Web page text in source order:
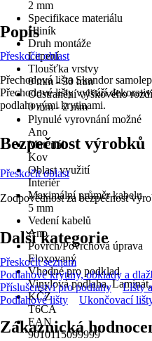
2 mm
Specifikace materiálu
Hliník
Druh montáže
Lepení
Tloušťka vrstvy
0 mm - 30 mm
Odstranění výškového
0 mm - 2 mm
Plynulé vyrovnání možné
Ano
Materiál
Kov
Oblast využití
Interiér
Maximální průměr kabelu
5 mm
Vedení kabelů
Ano
Povrch/Povrchová úprava
Eloxovaný
Vhodné pro podklad
Vinylová podlaha,
KČZ
T6CA
EAN
9010115099999
Popis
Přeskočit oblast
Přechodová lišta Skandor
Přechodové lišty vytváří
podlahovými krytinami.
Bezpečnost výrobků
Přeskočit oblast
Zodpovědnost za bezpečnost
Další kategorie
Přeskočit seznam
Podlahové krytiny, obklady a
Příslušenství pro podlahy
Lišty
Podlahové lišty
Ukončovací
Zákaznická